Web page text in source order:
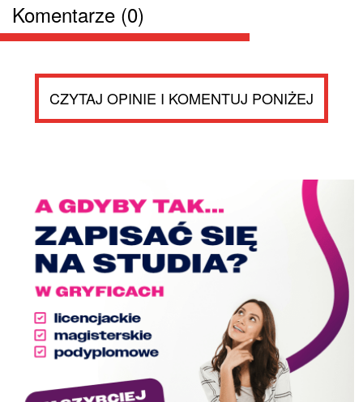
Komentarze (0)
CZYTAJ OPINIE I KOMENTUJ PONIŻEJ